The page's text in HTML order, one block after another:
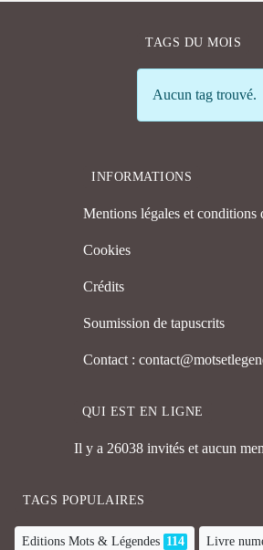
TAGS DU MOIS
Info
Aucun tag trouvé.
INFORMATIONS
Mentions légales et conditions
Cookies
Crédits
Soumission de tapuscrits
Contact :
QUI EST EN LIGNE
Il y a 26038 invités et aucun
TAGS POPULAIRES
Editions Mots & Légendes 114 Livre